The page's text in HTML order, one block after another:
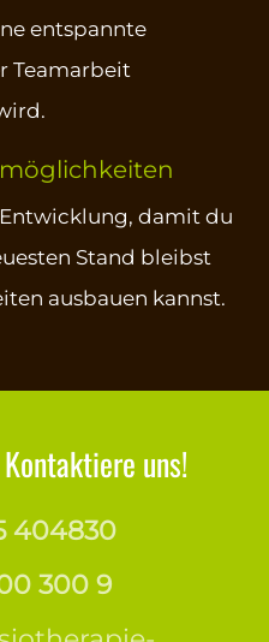
entspannte
Teamarbeit
damit du
Stand bleibst
ausbauen kannst.
uns!
404830
300 9